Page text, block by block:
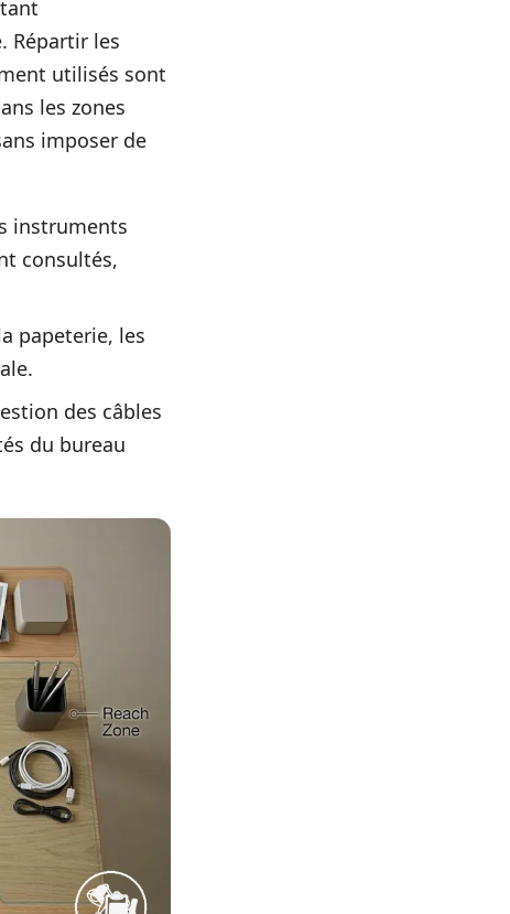
Répartir les
utilisés sont
les zones
imposer de
instruments
consultés,
papeterie, les
des câbles
du bureau